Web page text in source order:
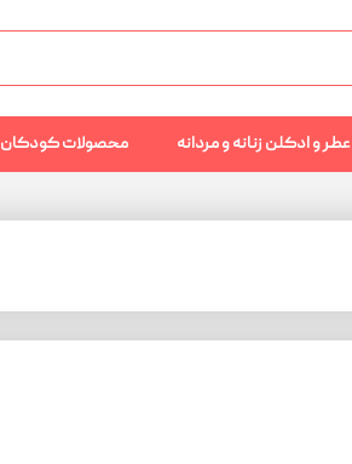
عطر و ادکلن زنانه و مردانه محصولات کودکان